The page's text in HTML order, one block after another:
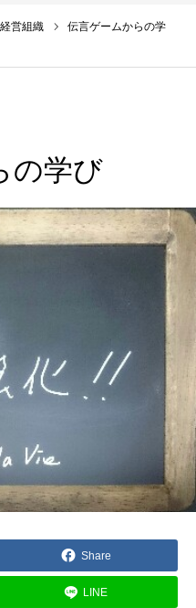
経営組織
伝言ゲームからの学
の学び
Share
LINE